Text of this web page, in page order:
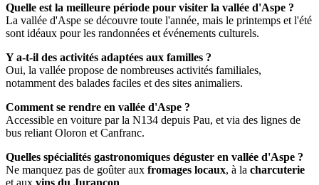
Quelle est la meilleure période pour visiter la vallée d'Aspe ?
La vallée d'Aspe se découvre toute l'année, mais le printemps et l'été
sont idéaux pour les randonnées et événements culturels.
Y a-t-il des activités adaptées aux familles ?
Oui, la vallée propose de nombreuses activités familiales,
notamment des balades faciles et des sites animaliers.
Comment se rendre en vallée d'Aspe ?
Accessible en voiture par la N134 depuis Pau, et via des lignes de
bus reliant Oloron et Canfranc.
Quelles spécialités gastronomiques déguster en vallée d'Aspe ?
Ne manquez pas de goûter aux fromages locaux, à la charcuterie
et aux vins du Jurançon